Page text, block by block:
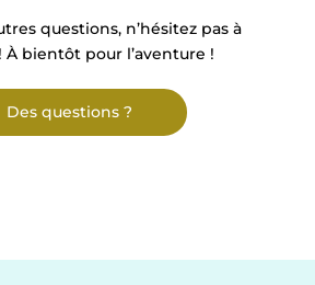
questions, n’hésitez pas à
bientôt pour l’aventure !
Des questions ?